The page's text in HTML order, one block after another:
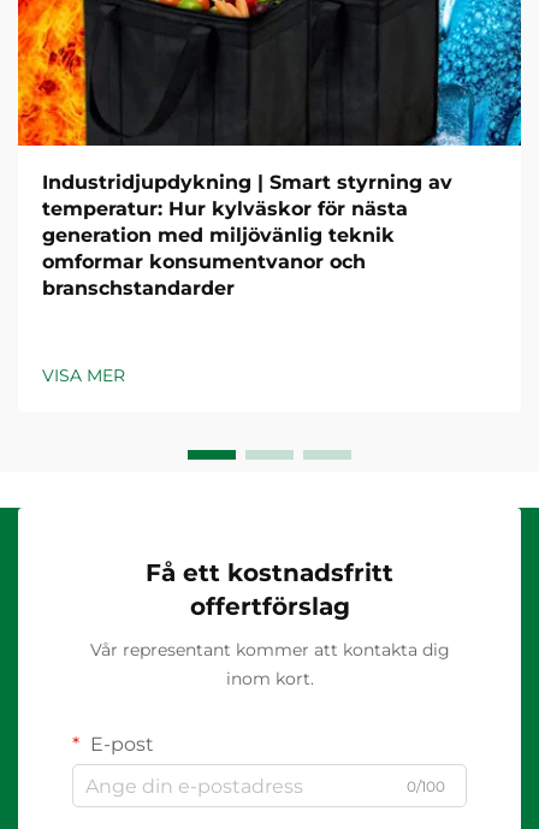
Industridjupdykning | Smart styrning av
temperatur: Hur kylväskor för nästa
generation med miljövänlig teknik
omformar konsumentvanor och
branschstandarder
VISA MER
Få ett kostnadsfritt
offertförslag
Vår representant kommer att kontakta dig
inom kort.
E-post
0/100